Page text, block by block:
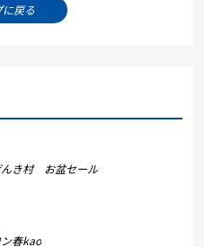
に戻る
き村 お盆セール
春kao